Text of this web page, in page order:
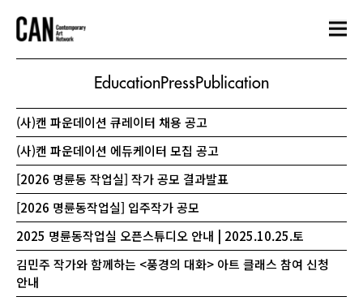
EducationPressPublication
(사)캔 파운데이션 큐레이터 채용 공고
(사)캔 파운데이션 에듀케이터 모집 공고
[2026 명륜동 작업실] 작가 공모 결과발표
[2026 명륜동작업실] 입주작가 공모
2025 명륜동작업실 오픈스튜디오 안내 | 2025.10.25.토
김민주 작가와 함께하는 <풍경의 대화> 아트 클래스 참여 신청
안내